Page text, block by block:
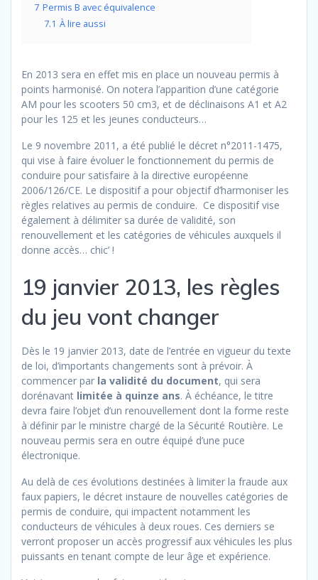
7 Permis B avec équivalence
7.1 À lire aussi
En 2013 sera en effet mis en place un nouveau permis à
points harmonisé. On notera l’apparition d’une catégorie
AM pour les scooters 50 cm3, et de déclinaisons A1 et A2
pour les 125 et les jeunes conducteurs…
Le 9 novembre 2011, a été publié le décret n°2011-1475,
qui vise à faire évoluer le fonctionnement du permis de
conduire pour satisfaire à la directive européenne
2006/126/CE. Le dispositif a pour objectif d’harmoniser les
règles relatives au permis de conduire. Ce dispositif vise
également à délimiter sa durée de validité, son
renouvellement et les catégories de véhicules auxquels il
donne accès… chic’ !
19 janvier 2013, les règles
du jeu vont changer
Dès le 19 janvier 2013, date de l’entrée en vigueur du texte
de loi, d’importants changements sont à prévoir. À
commencer par la validité du document, qui sera
dorénavant limitée à quinze ans. À échéance, le titre
devra faire l’objet d’un renouvellement dont la forme reste
à définir par le ministre chargé de la Sécurité Routière. Le
nouveau permis sera en outre équipé d’une puce
électronique.
Au delà de ces évolutions destinées à limiter la fraude aux
faux papiers, le décret instaure de nouvelles catégories de
permis de conduire, qui impactent notamment les
conducteurs de véhicules à deux roues. Ces derniers se
verront proposer un accès progressif aux véhicules les plus
puissants en tenant compte de leur âge et expérience.